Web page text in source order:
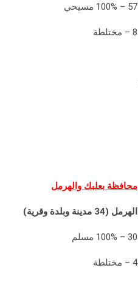
57 – 100% مسيحي
8 – مختلطة
محافظة بعلبك والهرمل
الهرمل (34 مدينة وبلدة وقرية)
30 – 100% مسلم
4 – مختلطة